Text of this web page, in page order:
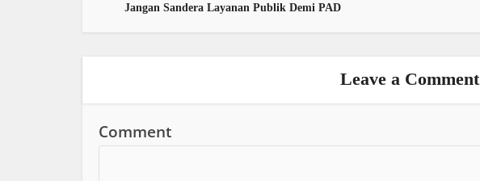
Jangan Sandera Layanan Publik Demi PAD
Leave a Comment
Comment